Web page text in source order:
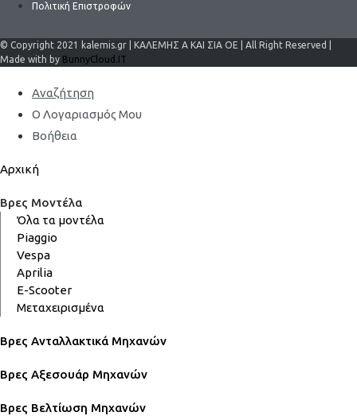
Πολιτική Επιστροφών
© Copyright 2021 kalemis.gr | ΚΑΛΕΜΗΣ Α ΚΑΙ ΣΙΑ ΟΕ | All Right Reserved |
Made with by BunnyCloud.IT
Αναζήτηση
Ο Λογαριασμός Μου
Βοήθεια
Αρχική
Βρες Μοντέλα
Όλα τα μοντέλα
Piaggio
Vespa
Aprilia
E-Scooter
Μεταχειρισμένα
Βρες Ανταλλακτικά Μηχανών
Βρες Αξεσουάρ Μηχανών
Βρες Βελτίωση Μηχανών